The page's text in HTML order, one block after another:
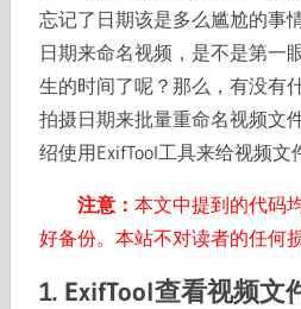
忘记了日期该是多么尴尬的事
日期来命名视频，是不是第一
生的时间了呢？那么，有没有
拍摄日期来批量重命名视频文
绍使用ExifTool工具来给视频文
注意： 本文中提到的代码
好备份。本站不对读者的任何
1. ExifTool查看视频文